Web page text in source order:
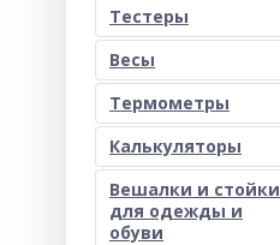
Тестеры
Весы
Термометры
Калькуляторы
Вешалки и стойки
для одежды и
обуви